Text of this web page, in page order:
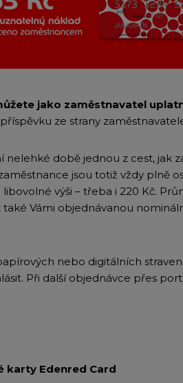
jako zaměstnavatel
příspěvku ze strany
době jednou z cest, jak
jsou totiž vždy plně
výši – třeba i 220 Kč.
Vámi objednávanou
nebo digitálních
Při další objednávce přes
karty Edenred Card